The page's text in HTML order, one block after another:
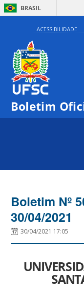
BRASIL
ACESSIBILIDADE
Boletim
Boletim Nº
30/04/2021
30/04/2021 17:05